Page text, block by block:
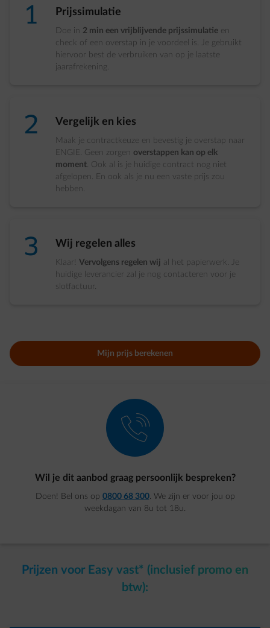
number-1 Prijssimulatie
Doe in 2 min een vrijblijvende prijssimulatie en
check of een overstap in je voordeel is. Je gebruikt
hiervoor best de verbruiken van op je laatste
jaarafrekening.
number-2 Vergelijk en kies
Maak je contractkeuze en bevestig je overstap naar
ENGIE. Geen zorgen overstappen kan op elk
moment. Ook al is je huidige contract nog niet
afgelopen. En ook als je nu een vaste prijs zou
hebben.
number-3 Wij regelen alles
Klaar! Vervolgens regelen wij al het papierwerk. Je
huidige leverancier zal je nog contacteren voor je
slotfactuur.
Mijn prijs berekenen
element-call
Wil je dit aanbod graag persoonlijk bespreken?
Doen! Bel ons op 0800 68 300. We zijn er voor jou op
weekdagan van 8u tot 18u.
Prijzen voor Easy vast* (inclusief promo en
btw):